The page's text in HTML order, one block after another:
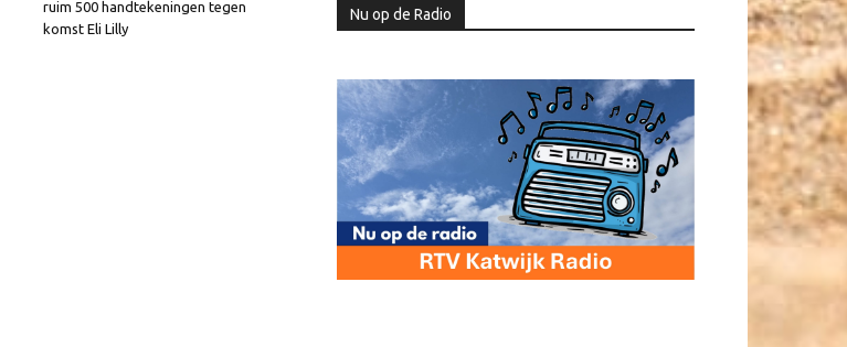
ruim 500 handtekeningen tegen
komst Eli Lilly
Nu op de Radio